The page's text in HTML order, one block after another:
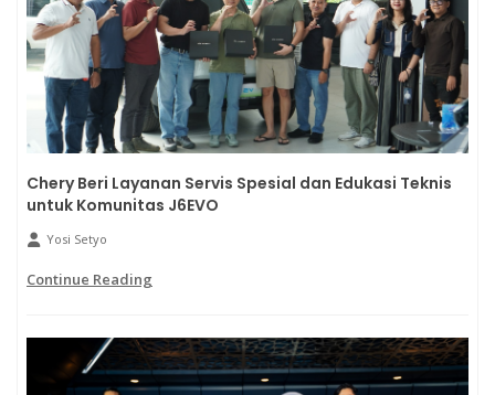
Chery Beri Layanan Servis Spesial dan Edukasi Teknis
untuk Komunitas J6EVO
Yosi Setyo
Continue Reading